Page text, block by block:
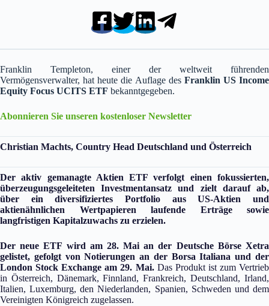
Franklin Templeton, einer der weltweit führenden
Vermögensverwalter, hat heute die Auflage des Franklin US Income
Equity Focus UCITS ETF bekanntgegeben.
Abonnieren Sie unseren kostenloser Newsletter
Christian Machts, Country Head Deutschland und Österreich
Der aktiv gemanagte Aktien ETF verfolgt einen fokussierten,
überzeugungsgeleiteten Investmentansatz und zielt darauf ab,
über ein diversifiziertes Portfolio aus US-Aktien und
aktienähnlichen Wertpapieren laufende Erträge sowie
langfristigen Kapitalzuwachs zu erzielen.
Der neue ETF wird am 28. Mai an der Deutsche Börse Xetra
gelistet, gefolgt von Notierungen an der Borsa Italiana und der
London Stock Exchange am 29. Mai.Das Produkt ist zum Vertrieb
in Österreich, Dänemark, Finnland, Frankreich, Deutschland, Irland,
Italien, Luxemburg, den Niederlanden, Spanien, Schweden und dem
Vereinigten Königreich zugelassen.